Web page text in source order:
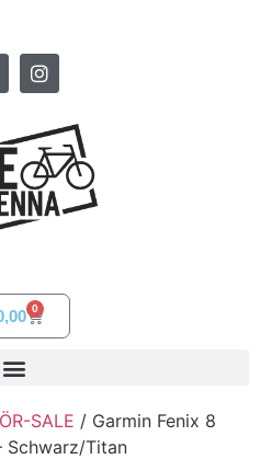
0
SALE / Garmin Fenix 8
Schwarz/Titan